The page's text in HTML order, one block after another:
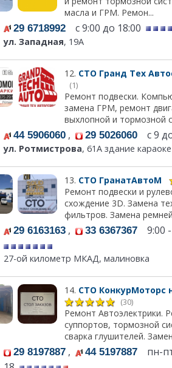
масла и ГРМ. Ремон...
29 6718992 с 9:00 до 18:00
ул. Западная, 19А
12. СТО Гранд Тех
(1)
Ремонт подвески.
замена ГРМ, ремонт
выхлопной и тормозной
44 5906060 , 29 5026060 с 9
ул. Ротмистрова, 61А здание
13. СТО ГранатАвтоМ
Ремонт подвески и
схождение 3D. Замена
фильтров. Замена
29 6163163 , 33 6367367 9:00
27-ой километр МКАД, малиновка
14. СТО КонкурМоторс
(30)
Ремонт Автоэлектрики.
суппортов, тормозной
сварка глушителей.
29 8197887 , 44 5197887 пн-пт